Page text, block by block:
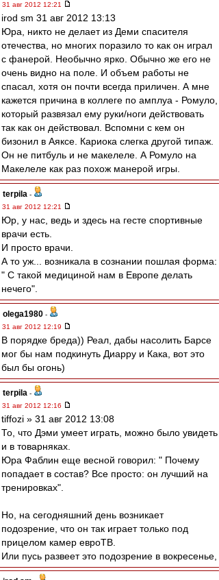
31 авг 2012 12:21
irod sm 31 авг 2012 13:13
Юра, никто не делает из Деми спасителя
отечества, но многих поразило то как он играл
с фанерой. Необычно ярко. Обычно же его не
очень видно на поле. И объем работы не
спасал, хотя он почти всегда приличен. А мне
кажется причина в коллеге по амплуа - Ромуло,
который развязал ему руки/ноги действовать
так как он действовал. Вспомни с кем он
бизонил в Аяксе. Кариока слегка другой типаж.
Он не питбуль и не макелеле. А Ромуло на
Макелеле как раз похож манерой игры.
terpila -
31 авг 2012 12:21
Юр, у нас, ведь и здесь на гесте спортивные
врачи есть.
И просто врачи.
А то уж... возникала в сознании пошлая форма:
" С такой медициной нам в Европе делать
нечего".
olega1980 -
31 авг 2012 12:19
В порядке бреда)) Реал, дабы насолить Барсе
мог бы нам подкинуть Диарру и Кака, вот это
был бы огонь)
terpila -
31 авг 2012 12:16
tiffozi » 31 авг 2012 13:08
То, что Дэми умеет играть, можно было увидеть
и в товарняках.
Юра Фаблин еще весной говорил: " Почему
попадает в состав? Все просто: он лучший на
тренировках".
Но, на сегодняшний день возникает
подозрение, что он так играет только под
прицелом камер евроТВ.
Или пусь развеет это подозрение в вокресенье,